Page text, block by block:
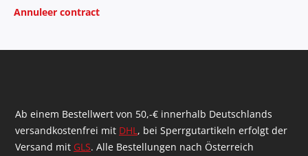
Annuleer contract
Ab einem Bestellwert von 50,-€ innerhalb Deutschlands
versandkostenfrei mit DHL, bei Sperrgutartikeln erfolgt der
Versand mit GLS. Alle Bestellungen nach Österreich